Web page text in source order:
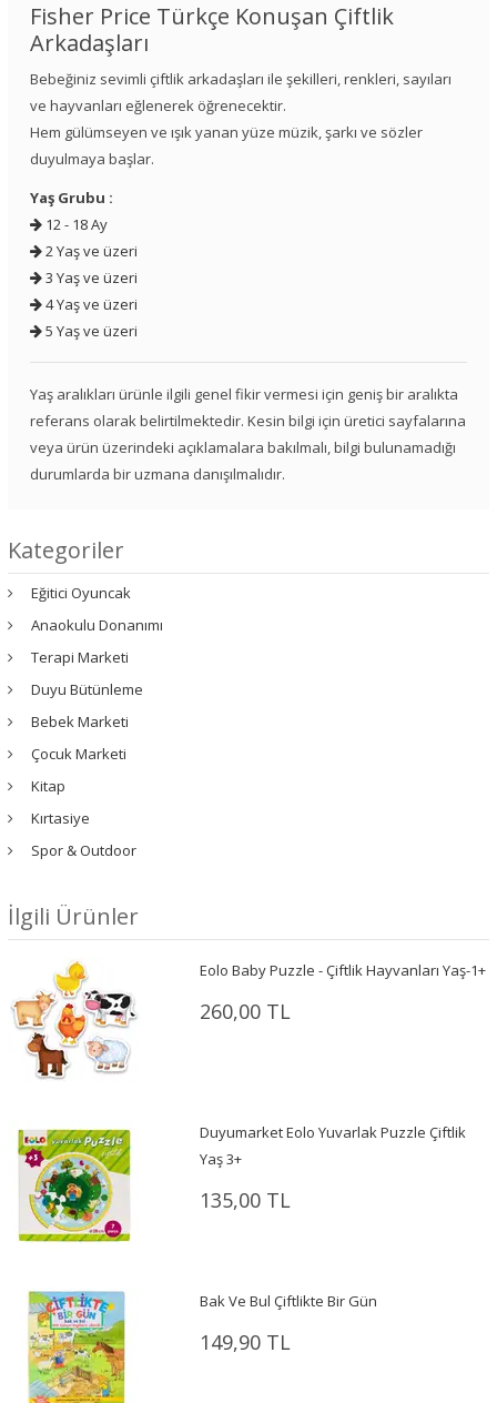
Fisher Price Türkçe Konuşan Çiftlik
Arkadaşları
Bebeğiniz sevimli çiftlik arkadaşları ile şekilleri, renkleri, sayıları
ve hayvanları eğlenerek öğrenecektir.
Hem gülümseyen ve ışık yanan yüze müzik, şarkı ve sözler
duyulmaya başlar.
Yaş Grubu :
12 - 18 Ay
2 Yaş ve üzeri
3 Yaş ve üzeri
4 Yaş ve üzeri
5 Yaş ve üzeri
Yaş aralıkları ürünle ilgili genel fikir vermesi için geniş bir aralıkta
referans olarak belirtilmektedir. Kesin bilgi için üretici sayfalarına
veya ürün üzerindeki açıklamalara bakılmalı, bilgi bulunamadığı
durumlarda bir uzmana danışılmalıdır.
Kategoriler
Eğitici Oyuncak
Anaokulu Donanımı
Terapi Marketi
Duyu Bütünleme
Bebek Marketi
Çocuk Marketi
Kitap
Kırtasiye
Spor & Outdoor
İlgili Ürünler
Eolo Baby Puzzle - Çiftlik Hayvanları Yaş-1+
260,00 TL
Duyumarket Eolo Yuvarlak Puzzle Çiftlik
Yaş 3+
135,00 TL
Bak Ve Bul Çiftlikte Bir Gün
149,90 TL